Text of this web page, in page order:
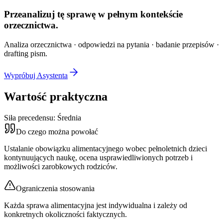
Przeanalizuj tę sprawę w pełnym kontekście
orzecznictwa.
Analiza orzecznictwa · odpowiedzi na pytania · badanie przepisów ·
drafting pism.
Wypróbuj Asystenta
Wartość praktyczna
Siła precedensu: Średnia
Do czego można powołać
Ustalanie obowiązku alimentacyjnego wobec pełnoletnich dzieci
kontynuujących naukę, ocena usprawiedliwionych potrzeb i
możliwości zarobkowych rodziców.
Ograniczenia stosowania
Każda sprawa alimentacyjna jest indywidualna i zależy od
konkretnych okoliczności faktycznych.